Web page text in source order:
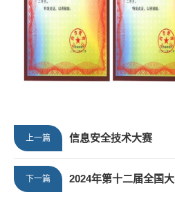
上一篇 信息安全技术大赛
下一篇